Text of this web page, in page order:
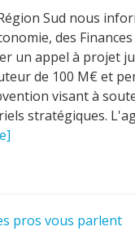
Sud nous
des
un appel à projet
de 100 M€ et
visant à
stratégiques.
pros vous parlent